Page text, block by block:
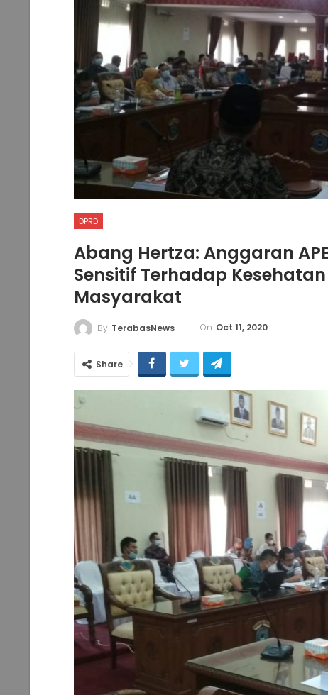
DPRD
Abang Hertza: Anggaran
Sensitif Terhadap
Masyarakat
By TerabasNews On Oct 11, 2020
Share